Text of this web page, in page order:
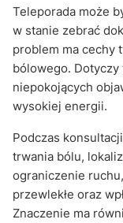
Teleporada może
w stanie zebrać
problem ma cechy
bólowego.
niepokojących
wysokiej energii.
Podczas
trwania bólu,
ograniczenie
przewlekłe oraz
Znaczenie ma